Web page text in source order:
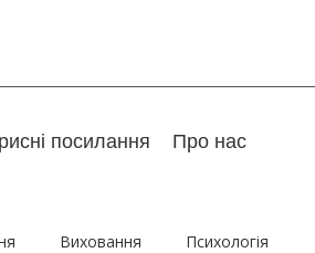
посилання Про нас
Виховання Психологія